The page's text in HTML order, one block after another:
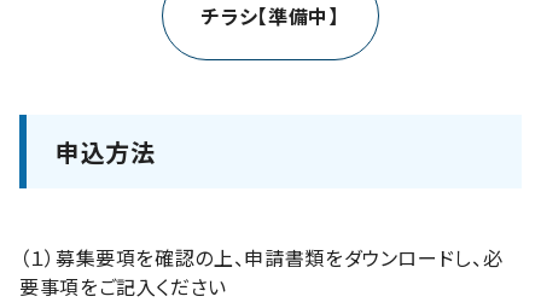
チラシ【準備中】
申込方法
（１）募集要項を確認の上、申請書類をダウンロードし、必
要事項をご記入ください